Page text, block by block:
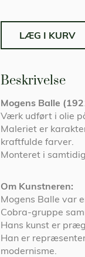
LÆG I KURV
Beskrivelse
Mogens Balle
Værk udført i olie
Maleriet er
kraftfulde farver.
Monteret i
Om Kunstneren:
Mogens Balle var
Cobra-gruppe
Hans kunst er
Han er
modernisme.